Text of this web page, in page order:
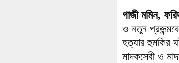
গাজী মমিন,
ও নতুন
হত্যার হুমকির
মাদকসেবী ও